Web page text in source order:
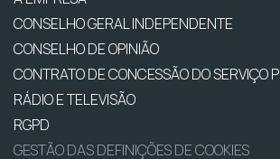
CONSELHO GERAL INDEPENDENTE
CONSELHO DE OPINIÃO
CONTRATO DE CONCESSÃO DO SERVIÇO
RÁDIO E TELEVISÃO
RGPD
GESTÃO DAS DEFINIÇÕES DE COOKIES